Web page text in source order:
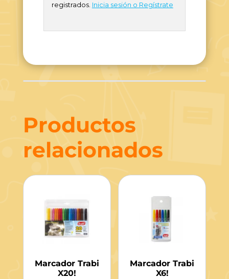
registrados. Inicia sesión o Regístrate
Productos
relacionados
Marcador Trabi
X20!
Marcador Trabi
X6!